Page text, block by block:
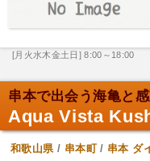
[月火水木金土日] 8:00～18:00
串本で出会う海亀と
Aqua Vista
和歌山県/ 串本町/ 串本 ダ